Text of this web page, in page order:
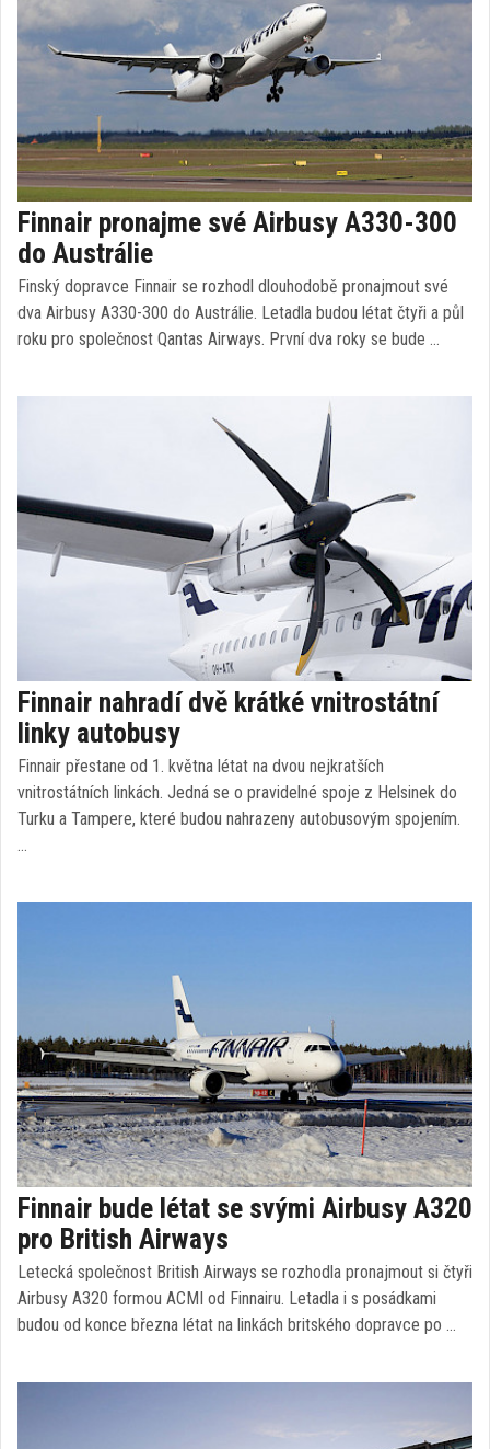
Finnair pronajme své Airbusy A330-300
do Austrálie
Finský dopravce Finnair se rozhodl dlouhodobě pronajmout své
dva Airbusy A330-300 do Austrálie. Letadla budou létat čtyři a půl
roku pro společnost Qantas Airways. První dva roky se bude …
Finnair nahradí dvě krátké vnitrostátní
linky autobusy
Finnair přestane od 1. května létat na dvou nejkratších
vnitrostátních linkách. Jedná se o pravidelné spoje z Helsinek do
Turku a Tampere, které budou nahrazeny autobusovým spojením.
…
Finnair bude létat se svými Airbusy A320
pro British Airways
Letecká společnost British Airways se rozhodla pronajmout si čtyři
Airbusy A320 formou ACMI od Finnairu. Letadla i s posádkami
budou od konce března létat na linkách britského dopravce po …